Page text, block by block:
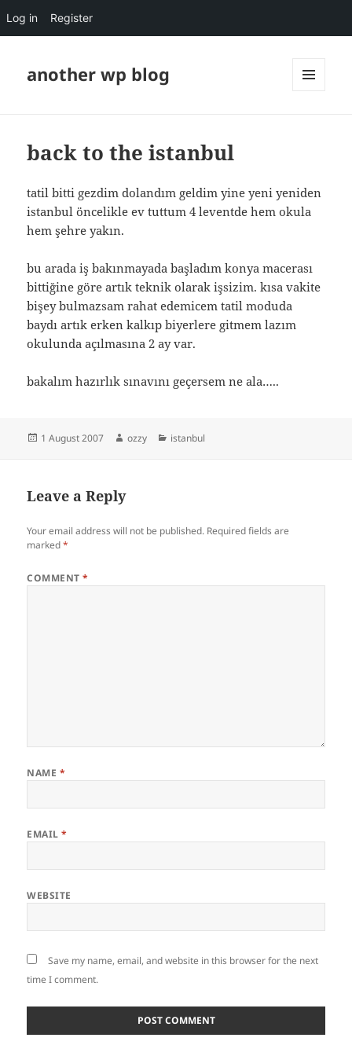
Log in Register
another wp blog
back to the istanbul
tatil bitti gezdim dolandım geldim yine yeni yeniden
istanbul öncelikle ev tuttum 4 leventde hem okula
hem şehre yakın.
bu arada iş bakınmayada başladım konya macerası
bittiğine göre artık teknik olarak işsizim. kısa vakite
bişey bulmazsam rahat edemicem tatil moduda
baydı artık erken kalkıp biyerlere gitmem lazım
okulunda açılmasına 2 ay var.
bakalım hazırlık sınavını geçersem ne ala…..
Posted
1 August 2007 Author
ozzy Categories
istanbul
Leave a Reply
Your email address will not be published. Required fields are
marked*
COMMENT*
NAME *
EMAIL*
WEBSITE
Save my name, email, and website in this browser for the next
time I comment.